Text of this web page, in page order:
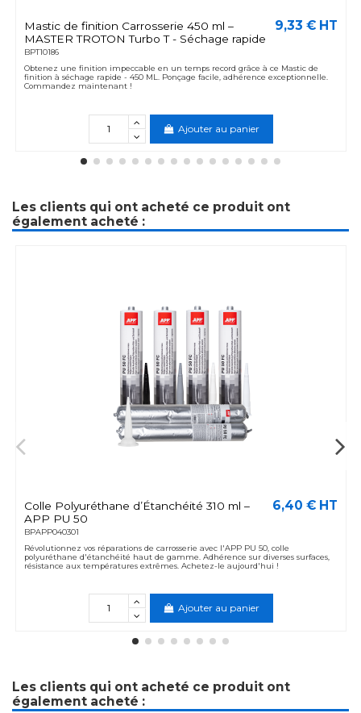
Mastic de finition Carrosserie 450 ml –
MASTER TROTON Turbo T - Séchage rapide
BPT10186
9,33 € HT
Obtenez une finition impeccable en un temps record grâce à ce Mastic de
finition à séchage rapide - 450 ML. Ponçage facile, adhérence exceptionnelle.
Commandez maintenant !
Ajouter au panier
Les clients qui ont acheté ce produit ont
également acheté :
Colle Polyuréthane d’Étanchéité 310 ml –
APP PU 50
BPAPP040301
6,40 € HT
Révolutionnez vos réparations de carrosserie avec l'APP PU 50, colle
polyuréthane d'étanchéité haut de gamme. Adhérence sur diverses surfaces,
résistance aux températures extrêmes. Achetez-le aujourd'hui !
Ajouter au panier
Les clients qui ont acheté ce produit ont
également acheté :